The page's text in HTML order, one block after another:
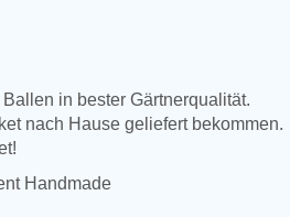
in bester Gärtnerqualität.
nach Hause geliefert bekommen.